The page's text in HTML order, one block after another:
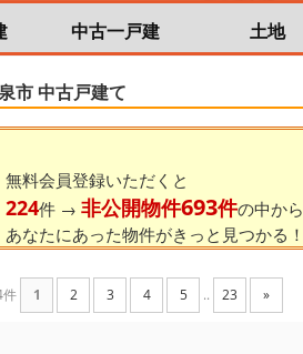
中古一戸建 土地
市 中古戸建て
無料会員登録いただくと
224件 → 非公開物件693件の中から
あなたにあった物件がきっと見つかる！
1 2 3 4 5 .. 23 »